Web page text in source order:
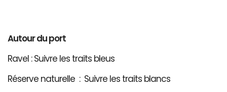
Autour du port
Ravel : Suivre les traits bleus
Réserve naturelle : Suivre les traits blancs